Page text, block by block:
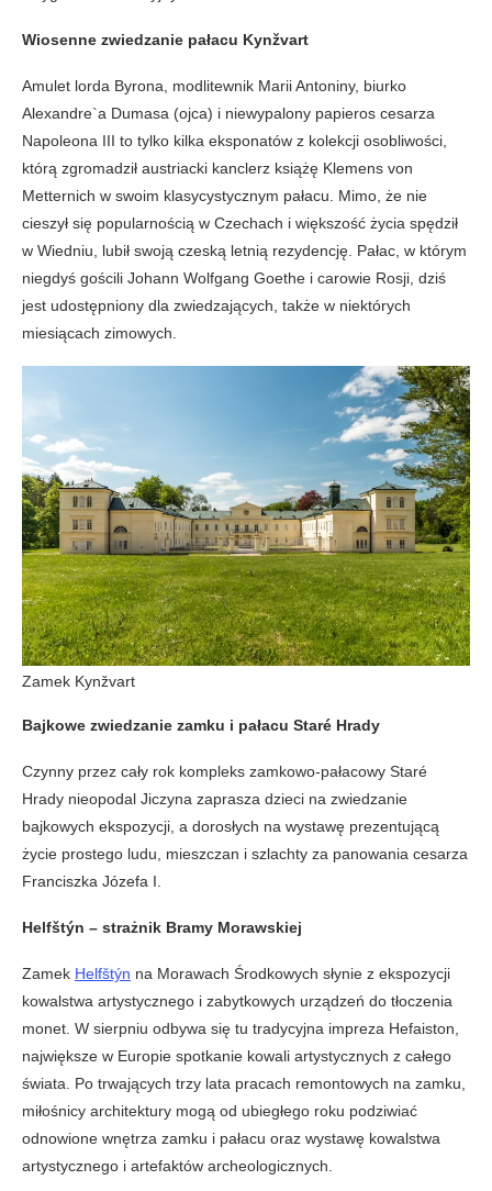
Wiosenne zwiedzanie pałacu Kynžvart
Amulet lorda Byrona, modlitewnik Marii Antoniny, biurko
Alexandre`a Dumasa (ojca) i niewypalony papieros cesarza
Napoleona III to tylko kilka eksponatów z kolekcji osobliwości,
którą zgromadził austriacki kanclerz książę Klemens von
Metternich w swoim klasycystycznym pałacu. Mimo, że nie
cieszył się popularnością w Czechach i większość życia spędził
w Wiedniu, lubił swoją czeską letnią rezydencję. Pałac, w którym
niegdyś gościli Johann Wolfgang Goethe i carowie Rosji, dziś
jest udostępniony dla zwiedzających, także w niektórych
miesiącach zimowych.
Zamek Kynžvart
Bajkowe zwiedzanie zamku i pałacu Staré Hrady
Czynny przez cały rok kompleks zamkowo-pałacowy Staré
Hrady nieopodal Jiczyna zaprasza dzieci na zwiedzanie
bajkowych ekspozycji, a dorosłych na wystawę prezentującą
życie prostego ludu, mieszczan i szlachty za panowania cesarza
Franciszka Józefa I.
Helfštýn – strażnik Bramy Morawskiej
Zamek Helfštýn na Morawach Środkowych słynie z ekspozycji
kowalstwa artystycznego i zabytkowych urządzeń do tłoczenia
monet. W sierpniu odbywa się tu tradycyjna impreza Hefaiston,
największe w Europie spotkanie kowali artystycznych z całego
świata. Po trwających trzy lata pracach remontowych na zamku,
miłośnicy architektury mogą od ubiegłego roku podziwiać
odnowione wnętrza zamku i pałacu oraz wystawę kowalstwa
artystycznego i artefaktów archeologicznych.